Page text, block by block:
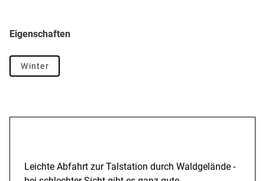
Eigenschaften
Winter
Leichte Abfahrt zur Talstation durch Waldgelände -